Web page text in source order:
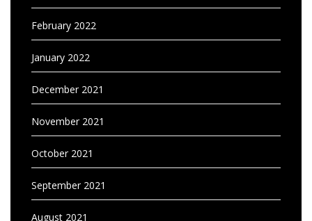
February 2022
January 2022
December 2021
November 2021
October 2021
September 2021
August 2021